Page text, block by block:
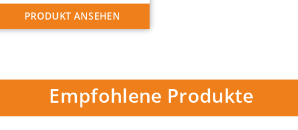
PRODUKT ANSEHEN
Empfohlene Produkte